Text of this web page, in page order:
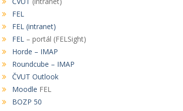
FEL
FEL (intranet)
FEL– portál (FELSight)
Horde – IMAP
Roundcube – IMAP
ČVUT Outlook
Moodle FEL
BOZP 50